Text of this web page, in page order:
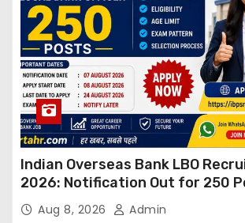
Indian Overseas Bank LBO
2026: Notification Out for 250
OnlineAug 8, 2026 Admin